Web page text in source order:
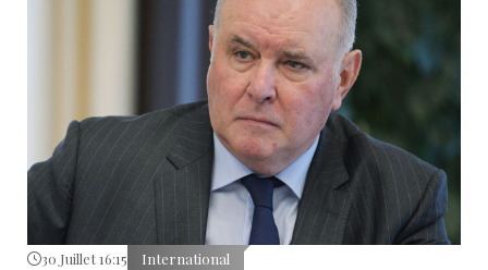
30 Juillet 16:15 International